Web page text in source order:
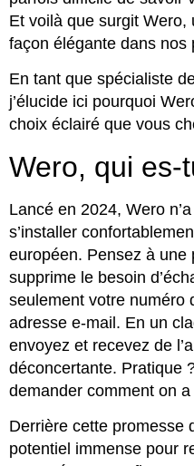
Et voilà que surgit Wero,
façon élégante dans nos
En tant que spécialiste
j’élucide ici pourquoi
choix éclairé que vous
Wero, qui es-
Lancé en 2024, Wero
s’installer
européen. Pensez à une
supprime le besoin
seulement votre numéro
adresse e-mail. En un
envoyez et recevez de
déconcertante. Pratique
demander comment on
Derrière cette promesse
potentiel immense pour